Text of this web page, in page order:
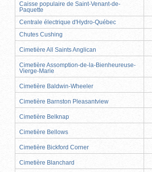
Caisse populaire de Saint-Venant-de-
Paquette
Centrale électrique d'Hydro-Québec
Chutes Cushing
Cimetière All Saints Anglican
Cimetière Assomption-de-la-Bienheureuse-
Vierge-Marie
Cimetière Baldwin-Wheeler
Cimetière Barnston Pleasantview
Cimetière Belknap
Cimetière Bellows
Cimetière Bickford Corner
Cimetière Blanchard